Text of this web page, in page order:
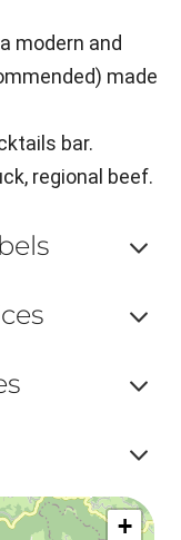
modern and
made
bar.
regional beef.
ou
ou
ou
+